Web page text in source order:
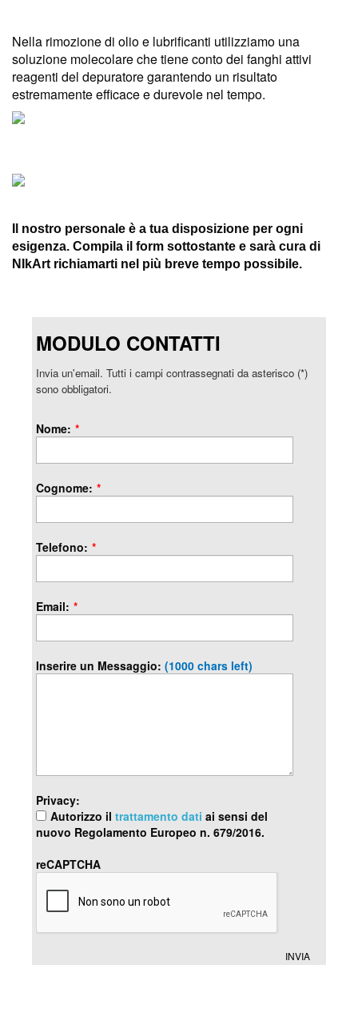
Nella rimozione di olio e lubrificanti utilizziamo una
soluzione molecolare che tiene conto dei fanghi attivi
reagenti del depuratore garantendo un risultato
estremamente efficace e durevole nel tempo.
Il nostro personale è a tua disposizione per ogni
esigenza. Compila il form sottostante e sarà cura di
NIkArt richiamarti nel più breve tempo possibile.
MODULO CONTATTI
Invia un'email. Tutti i campi contrassegnati da asterisco (*)
sono obbligatori.
Nome: *
Cognome: *
Telefono: *
Email: *
Inserire un Messaggio: (1000 chars left)
Privacy:
Autorizzo il trattamento dati ai sensi del
nuovo Regolamento Europeo n. 679/2016.
reCAPTCHA
INVIA